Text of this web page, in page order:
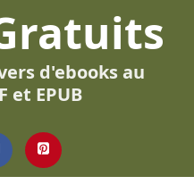
d'ebooks au
et EPUB